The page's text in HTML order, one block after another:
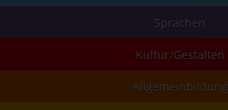
Sprachen
Kultur/Gestalten
Allgemeinbildung